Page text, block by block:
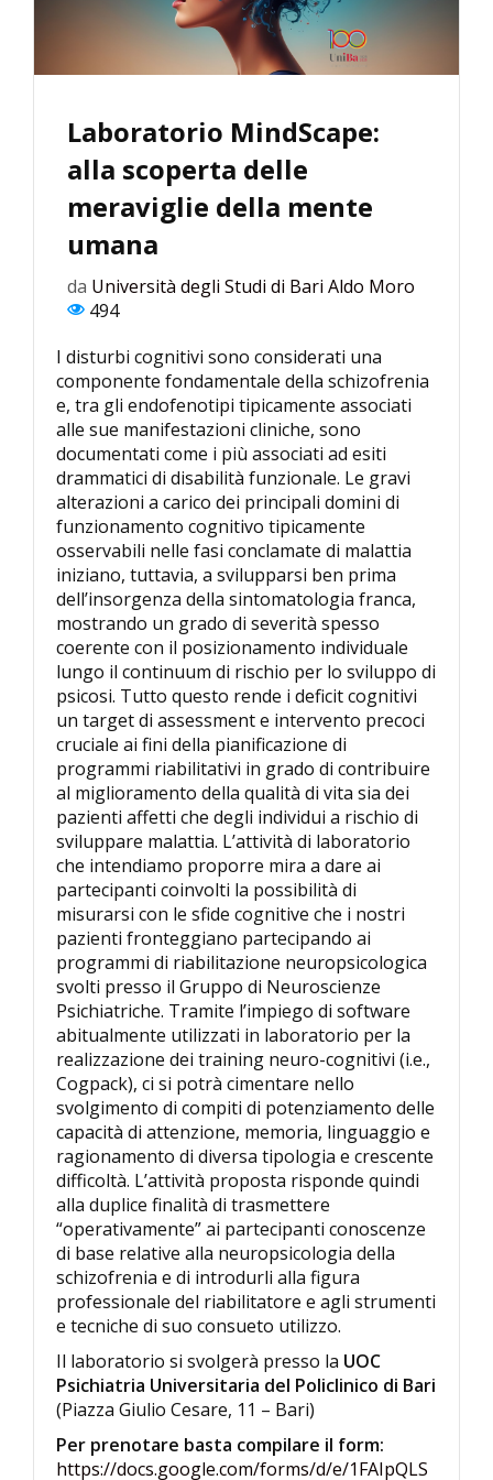
Laboratorio MindScape:
alla scoperta delle
meraviglie della mente
umana
da Università degli Studi di Bari Aldo Moro
494
I disturbi cognitivi sono considerati una
componente fondamentale della schizofrenia
e, tra gli endofenotipi tipicamente associati
alle sue manifestazioni cliniche, sono
documentati come i più associati ad esiti
drammatici di disabilità funzionale. Le gravi
alterazioni a carico dei principali domini di
funzionamento cognitivo tipicamente
osservabili nelle fasi conclamate di malattia
iniziano, tuttavia, a svilupparsi ben prima
dell’insorgenza della sintomatologia franca,
mostrando un grado di severità spesso
coerente con il posizionamento individuale
lungo il continuum di rischio per lo sviluppo di
psicosi. Tutto questo rende i deficit cognitivi
un target di assessment e intervento precoci
cruciale ai fini della pianificazione di
programmi riabilitativi in grado di contribuire
al miglioramento della qualità di vita sia dei
pazienti affetti che degli individui a rischio di
sviluppare malattia. L’attività di laboratorio
che intendiamo proporre mira a dare ai
partecipanti coinvolti la possibilità di
misurarsi con le sfide cognitive che i nostri
pazienti fronteggiano partecipando ai
programmi di riabilitazione neuropsicologica
svolti presso il Gruppo di Neuroscienze
Psichiatriche. Tramite l’impiego di software
abitualmente utilizzati in laboratorio per la
realizzazione dei training neuro-cognitivi (i.e.,
Cogpack), ci si potrà cimentare nello
svolgimento di compiti di potenziamento delle
capacità di attenzione, memoria, linguaggio e
ragionamento di diversa tipologia e crescente
difficoltà. L’attività proposta risponde quindi
alla duplice finalità di trasmettere
“operativamente” ai partecipanti conoscenze
di base relative alla neuropsicologia della
schizofrenia e di introdurli alla figura
professionale del riabilitatore e agli strumenti
e tecniche di suo consueto utilizzo.
Il laboratorio si svolgerà presso la UOC
Psichiatria Universitaria del Policlinico di Bari
(Piazza Giulio Cesare, 11 – Bari)
Per prenotare basta compilare il form:
https://docs.google.com/forms/d/e/1FAIpQLS